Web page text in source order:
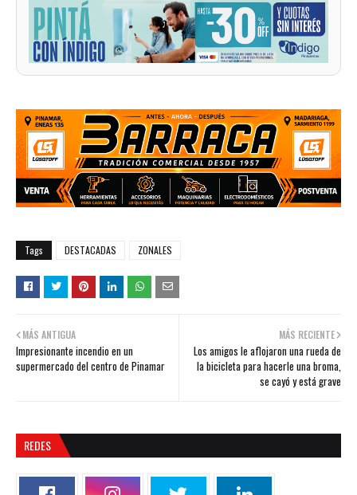
Tags DESTACADAS ZONALES
MÁS RECIENTE
Los amigos le aflojaron una rueda de
la bicicleta para hacerle una broma,
se cayó y está grave
MÁS ANTIGUA
Impresionante incendio en un
supermercado del centro de Pinamar
REDES